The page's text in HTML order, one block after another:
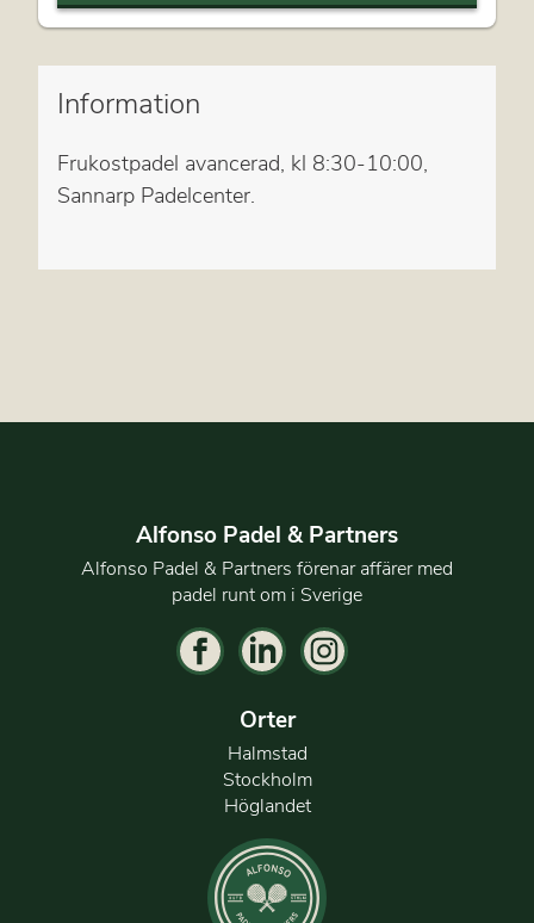
Information
Frukostpadel avancerad, kl 8:30-10:00,
Sannarp Padelcenter.
Alfonso Padel & Partners
Alfonso Padel & Partners förenar affärer med
padel runt om i Sverige
Orter
Halmstad
Stockholm
Höglandet